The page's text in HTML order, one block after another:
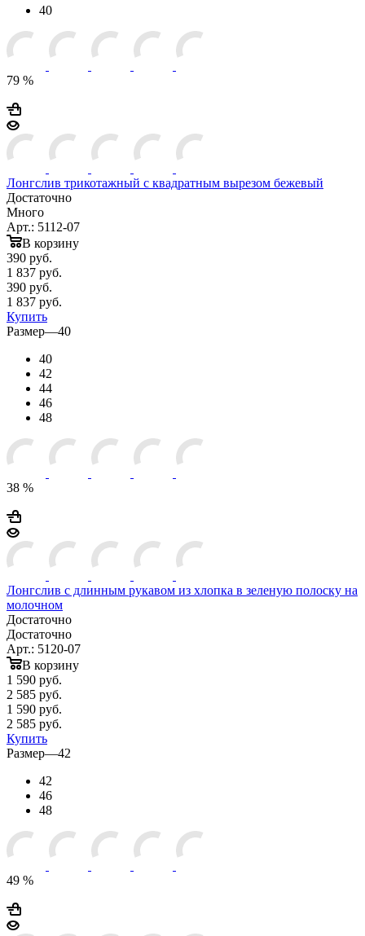
40
79 %
Лонгслив трикотажный с квадратным вырезом бежевый
Достаточно
Много
Арт.: 5112-07
В корзину
390 руб.
1 837 руб.
390 руб.
1 837 руб.
Купить
Размер—40
40
42
44
46
48
38 %
Лонгслив с длинным рукавом из хлопка в зеленую полоску на
молочном
Достаточно
Достаточно
Арт.: 5120-07
В корзину
1 590 руб.
2 585 руб.
1 590 руб.
2 585 руб.
Купить
Размер—42
42
46
48
49 %